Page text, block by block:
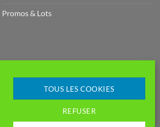
TOUS LES COOKIES
REFUSER
Promos & Lots